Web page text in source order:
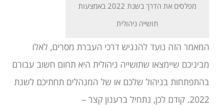
מפלסים את הדרך בשנת 2022 באמצעות
תושייה ניהולית
המאמר הזה נועד להנגיש דרכי העברת מסרים, לאלו
מביניכם שיימצאו שתושייה ניהולית היא תחום חשוב עבורם
בהתפתחות בניהול שלכם או של המנהלים תחתיכם לשנת
2022. קודם לכן, נתחיל ברענון קצר –